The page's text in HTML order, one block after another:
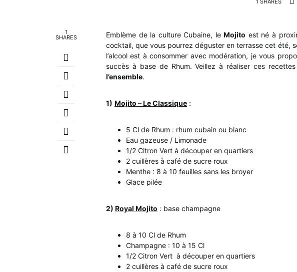
1
SHARES Emblème de la culture Cubaine, leMojito est né à
cocktail, que vous pourrez déguster en terrasse cet été,
l’alcool est à consommer avec modération, je vous
succès à base de Rhum. Veillez à réaliser ces recettes
l’ensemble.
1) Mojito – Le Classique :
5 Cl de Rhum : rhum cubain ou blanc
Eau gazeuse / Limonade
1/2 Citron Vert à découper en quartiers
2 cuillères à café de sucre roux
Menthe : 8 à 10 feuilles sans les broyer
Glace pilée
2) Royal Mojito : base champagne
8 à 10 Cl de Rhum
Champagne : 10 à 15 Cl
1/2 Citron Vert à découper en quartiers
2 cuillères à café de sucre roux